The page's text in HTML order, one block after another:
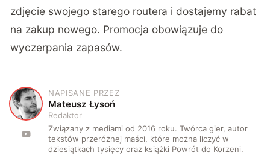
zdjęcie swojego starego routera i dostajemy rabat
na zakup nowego. Promocja obowiązuje do
wyczerpania zapasów.
M
NAPISANE PRZEZ
Mateusz Łysoń
Redaktor
Związany z mediami od 2016 roku. Twórca gier, autor
tekstów przeróżnej maści, które można liczyć w
dziesiątkach tysięcy oraz książki Powrót do Korzeni.